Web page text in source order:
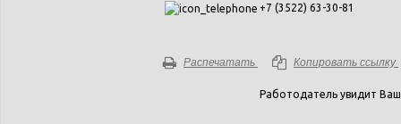
+7 (3522) 63-30-81
Распечатать Копировать ссылку
Работодатель увидит